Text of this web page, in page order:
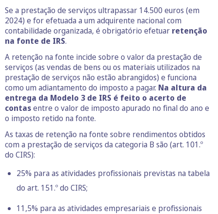
Se a prestação de serviços ultrapassar 14.500 euros (em
2024) e for efetuada a um adquirente nacional com
contabilidade organizada, é obrigatório efetuar retenção
na fonte de IRS.
A retenção na fonte incide sobre o valor da prestação de
serviços (as vendas de bens ou os materiais utilizados na
prestação de serviços não estão abrangidos) e funciona
como um adiantamento do imposto a pagar. Na altura da
entrega da Modelo 3 de IRS é feito o acerto de
contasentre o valor de imposto apurado no final do ano e
o imposto retido na fonte.
As taxas de retenção na fonte sobre rendimentos obtidos
com a prestação de serviços da categoria B são (art. 101.º
do CIRS):
25% para as atividades profissionais previstas na tabela
do art. 151.º do CIRS;
11,5% para as atividades empresariais e profissionais